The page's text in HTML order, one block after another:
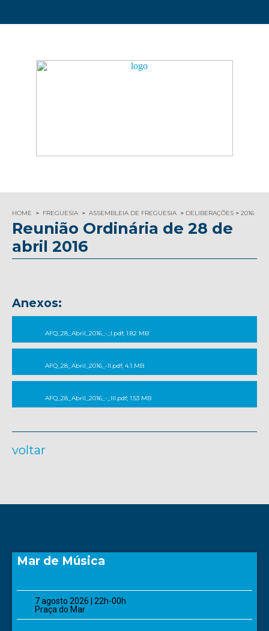
HOME FREGUESIA ASSEMBLEIA DE FREGUESIA DELIBERAÇÕES 2016
Reunião Ordinária de 28 de
abril 2016
Anexos:
AFQ_28_Abril_2016_-_I.pdf; 1.82 MB
AFQ_28_Abril_2016_-II.pdf; 4.1 MB
AFQ_28_Abril_2016_-_III.pdf; 1.53 MB
voltar
Mar de Música
7 agosto 2026 | 22h-00h
Praça do Mar